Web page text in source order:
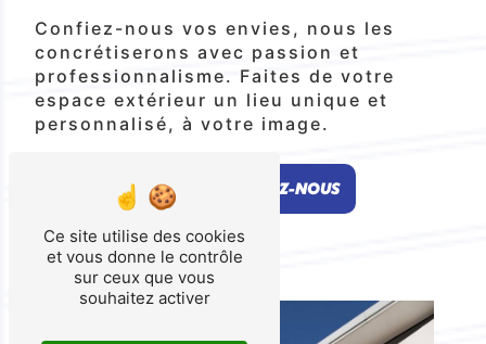
Confiez-nous vos envies, nous les
concrétiserons avec passion et
professionnalisme. Faites de votre
espace extérieur un lieu unique et
personnalisé, à votre image.
EN SAVOIR PLUS CONTACTEZ-NOUS
Ce site utilise des cookies
et vous donne le contrôle
sur ceux que vous
souhaitez activer